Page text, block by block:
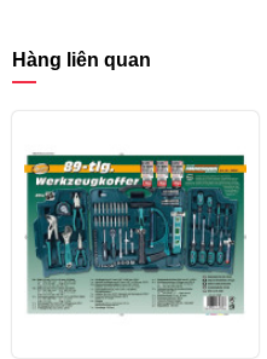
Hàng liên quan